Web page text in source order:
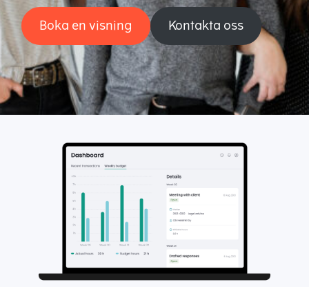
Boka en visning Kontakta oss